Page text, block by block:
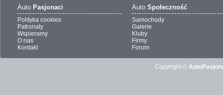
Auto Pasjonaci
Polityka cookies
Patronaty
Wspieramy
O nas
Kontakt
Auto Społeczność
Samochody
Galerie
Kluby
Firmy
Forum
Copyright ©